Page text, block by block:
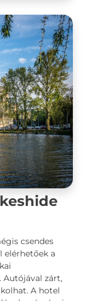
csendes
elérhetőek a
Autójával zárt,
A hotel